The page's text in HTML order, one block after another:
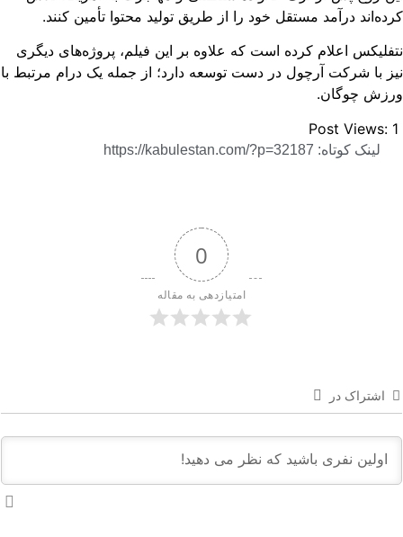
درآمد مستقل خود را از طریق تولید محتوا تأمین کنند.
اعلام کرده است که علاوه بر این فیلم، پروژه‌های دیگری
با شرکت آرچول در دست توسعه دارد؛ از جمله یک درام مرتبط با
چوگان.
Post Views:
لینک کوتاه: https://kabulestan.com/?p=32187
0
امتیازدهی به مقاله
اشتراک در